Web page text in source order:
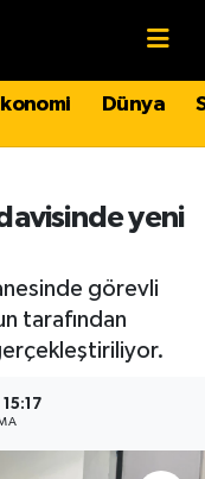
Dünya
yeni
görevli
tarafından